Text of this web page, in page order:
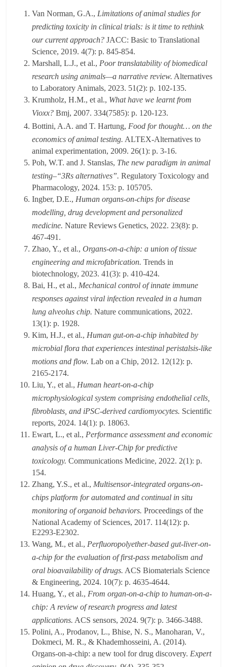
Van Norman, G.A., Limitations of animal studies for
predicting toxicity in clinical trials: is it time to rethink
our current approach? JACC: Basic to Translational
Science, 2019. 4(7): p. 845-854.
Marshall, L.J., et al., Poor translatability of biomedical
research using animals—a narrative review. Alternatives
to Laboratory Animals, 2023. 51(2): p. 102-135.
Krumholz, H.M., et al., What have we learnt from
Vioxx? Bmj, 2007. 334(7585): p. 120-123.
Bottini, A.A. and T. Hartung, Food for thought… on the
economics of animal testing. ALTEX-Alternatives to
animal experimentation, 2009. 26(1): p. 3-16.
Poh, W.T. and J. Stanslas, The new paradigm in animal
testing–“3Rs alternatives”. Regulatory Toxicology and
Pharmacology, 2024. 153: p. 105705.
Ingber, D.E., Human organs-on-chips for disease
modelling, drug development and personalized
medicine. Nature Reviews Genetics, 2022. 23(8): p.
467-491.
Zhao, Y., et al.,Organs-on-a-chip: a union of tissue
engineering and microfabrication. Trends in
biotechnology, 2023. 41(3): p. 410-424.
Bai, H., et al., Mechanical control of innate immune
responses against viral infection revealed in a human
lung alveolus chip. Nature communications, 2022.
13(1): p. 1928.
Kim, H.J., et al., Human gut-on-a-chip inhabited by
microbial flora that experiences intestinal peristalsis-like
motions and flow. Lab on a Chip, 2012. 12(12): p.
2165-2174.
Liu, Y., et al., Human heart-on-a-chip
microphysiological system comprising endothelial cells,
fibroblasts, and iPSC-derived cardiomyocytes. Scientific
reports, 2024. 14(1): p. 18063.
Ewart, L., et al., Performance assessment and economic
analysis of a human Liver-Chip for predictive
toxicology. Communications Medicine, 2022. 2(1): p.
154.
Zhang, Y.S., et al., Multisensor-integrated organs-on-
chips platform for automated and continual in situ
monitoring of organoid behaviors. Proceedings of the
National Academy of Sciences, 2017. 114(12): p.
E2293-E2302.
Wang, M., et al., Perfluoropolyether-based gut-liver-on-
a-chip for the evaluation of first-pass metabolism and
oral bioavailability of drugs. ACS Biomaterials Science
& Engineering, 2024. 10(7): p. 4635-4644.
Huang, Y., et al., From organ-on-a-chip to human-on-a-
chip: A review of research progress and latest
applications. ACS sensors, 2024. 9(7): p. 3466-3488.
Polini, A., Prodanov, L., Bhise, N. S., Manoharan, V.,
Dokmeci, M. R., & Khademhosseini, A. (2014).
Organs-on-a-chip: a new tool for drug discovery. Expert